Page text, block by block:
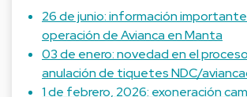
26 de junio: información
operación de Avianca en Manta
03 de enero: novedad en el
anulación de tiquetes NDC/
1 de febrero, 2026: exoneración